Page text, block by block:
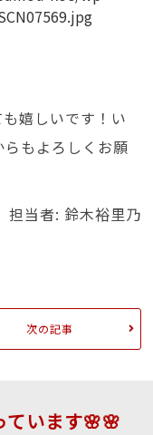
嬉しいです！い
もよろしくお願
担当者: 鈴木裕里乃
次の記事
います🌸🌸